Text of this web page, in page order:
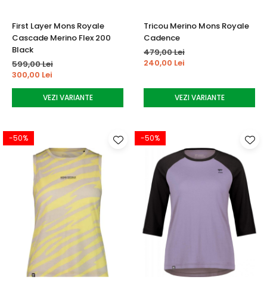
First Layer Mons Royale
Cascade Merino Flex 200
Black
599,00 Lei
300,00 Lei
VEZI VARIANTE
Tricou Merino Mons Royale
Cadence
479,00 Lei
240,00 Lei
VEZI VARIANTE
-50% -50%